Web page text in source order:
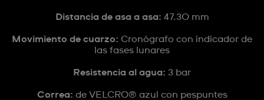
Distancia de asa a asa: 47.30 mm
Movimiento de cuarzo: Cronógrafo con indicador de
las fases lunares
Resistencia al agua: 3 bar
Correa: de VELCRO® azul con pespuntes